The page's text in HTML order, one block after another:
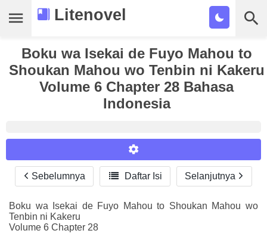
Litenovel
Daftar Novel
Tamat
Cari
Boku wa Isekai de Fuyo Mahou to
Shoukan Mahou wo Tenbin ni Kakeru
Volume 6 Chapter 28 Bahasa
Indonesia
Reader Settings
Font :
Titillium Web
Sebelumnya  Daftar Isi Selanjutnya
Boku wa Isekai de Fuyo Mahou to Shoukan Mahou wo
Tenbin ni Kakeru
Volume 6 Chapter 28